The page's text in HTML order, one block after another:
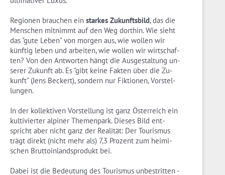
Regio­nen brau­chen ein star­kes Zu­kunfts­bild, das die
Men­schen mit­nimmt auf den Weg dort­hin. Wie sieht
das "gute Leben" von mor­gen aus, wie wol­len wir
künf­tig leben und ar­bei­ten, wie wol­len wir wirt­schaf­
ten? Von den Ant­wor­ten hängt die Aus­ge­stal­tung un­
se­rer Zu­kunft ab. Es "gibt keine Fak­ten über die Zu­
kunft" (Jens Be­ckert), son­dern nur Fik­tio­nen, Vor­stel­
lun­gen.
In der kol­lek­ti­ven Vor­stel­lung ist ganz Ös­ter­reich ein
kul­ti­vier­ter al­pi­ner The­men­park. Die­ses Bild ent­
spricht aber nicht ganz der Rea­li­tät: Der Tou­ris­mus
trägt di­rekt (nicht mehr als) 7,3 Pro­zent zum hei­mi­
schen Brut­to­in­lands­pro­dukt bei.
Dabei ist die Be­deu­tung des Tou­ris­mus un­be­strit­ten -